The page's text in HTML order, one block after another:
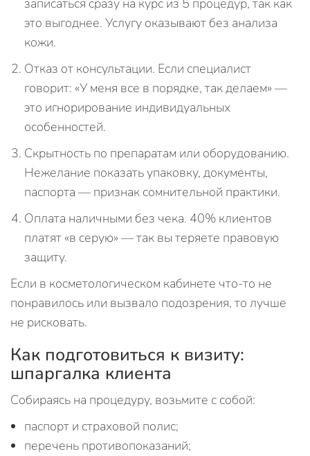
записаться сразу на курс из 5 процедур, так как
это выгоднее. Услугу оказывают без анализа
кожи.
Отказ от консультации. Если специалист
говорит: «У меня все в порядке, так делаем» —
это игнорирование индивидуальных
особенностей.
Скрытность по препаратам или оборудованию.
Нежелание показать упаковку, документы,
паспорта — признак сомнительной практики.
Оплата наличными без чека. 40% клиентов
платят «в серую» — так вы теряете правовую
защиту.
Если в косметологическом кабинете что-то не
понравилось или вызвало подозрения, то лучше
не рисковать.
Как подготовиться к визиту:
шпаргалка клиента
Собираясь на процедуру, возьмите с собой:
паспорт и страховой полис;
перечень противопоказаний;